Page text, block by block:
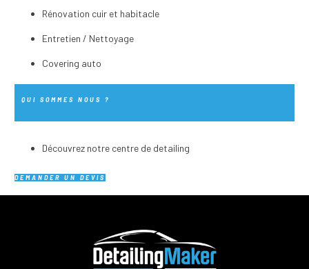
Rénovation cuir et habitacle
Entretien / Nettoyage
Covering auto
QUI SOMMES NOUS ?
Découvrez notre centre de detailing
DEMANDER UN DEVIS